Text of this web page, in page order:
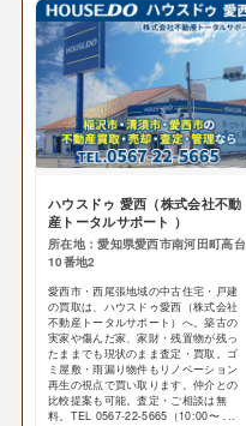
ハウスドゥ 愛西（株式会社不動
産トータルサポート ）
所在地：愛知県愛西市南河田町高台
10番地2
愛西市・西尾張地域の中古住宅・戸建
の買取は、ハウスドゥ愛西（株式会社
不動産トータルサポート）へ。築古の
実家や傷んだ家、家財・残置物が残っ
たままでも現状のまま査定・買取。ゴ
ミ屋敷・雨漏り物件もリノベーション
再生の視点で買い取ります。仲介との
比較提案も可能。査定・ご相談は無
料。TEL 0567-22-5665（10:00〜 ...